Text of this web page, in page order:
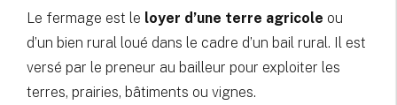
Le fermage est le loyer d’une terre agricole ou
d’un bien rural loué dans le cadre d’un bail rural. Il est
versé par le preneur au bailleur pour exploiter les
terres, prairies, bâtiments ou vignes.